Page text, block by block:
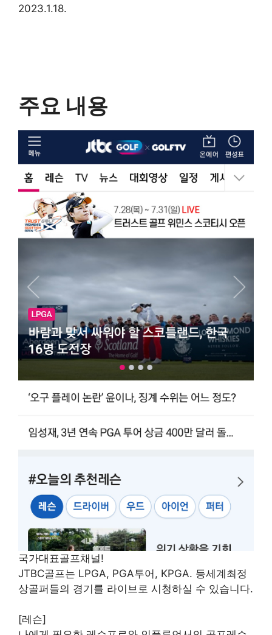
2023.1.18.
주요 내용
국가대표골프채널!
JTBC골프는 LPGA, PGA투어, KPGA. 등세계최정
상골퍼들의 경기를 라이브로 시청하실 수 있습니다.
[레슨]